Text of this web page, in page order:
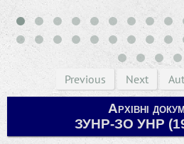
Previous Next
Архівні
ЗУНР-ЗО УНР